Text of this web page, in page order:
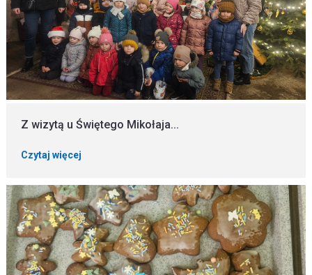
Z wizytą u Świętego Mikołaja...
Czytaj więcej